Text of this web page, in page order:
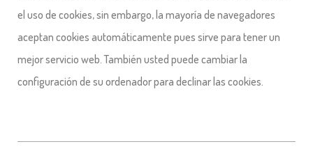
el uso de cookies, sin embargo, la mayoría de navegadores
aceptan cookies automáticamente pues sirve para tener un
mejor servicio web. También usted puede cambiar la
configuración de su ordenador para declinar las cookies.